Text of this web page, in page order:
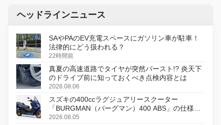
ヘッドラインニュース
SAやPAのEV充電スペースにガソリン車が駐車！
法律的にどう扱われる？
22時間前
真夏の高速道路でタイヤが突然バースト!? 炎天下
のドライブ前に知っておくべき点検内容とは
2026.08.06
スズキの400ccラグジュアリースクーター
「BURGMAN（バーグマン）400 ABS」の仕様を
変更し、8月18日に発売
2026.08.05